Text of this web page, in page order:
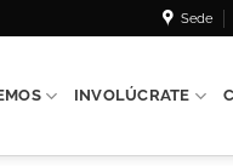
Sede
INVOLÚCRATE